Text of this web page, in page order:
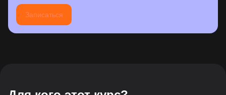
Записаться